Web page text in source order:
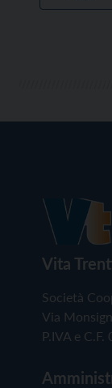
Vita
Società
Via
P.IVA e